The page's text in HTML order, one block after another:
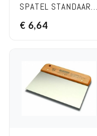
SPATEL STANDAARD
BREEDTE 170 MM
€ 6,64